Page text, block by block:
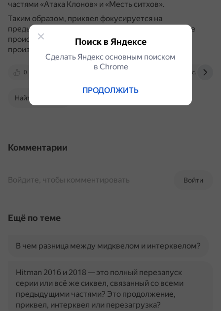
частями «Атака Клонов» и «Месть ситхов».
Таким образом, приквел фокусируется на
предыстории, а интерквел — на событиях, которые
происходят между сюжетами двух других
произведений.
0 wfc.tv
Найти в Поиске
Комментарии
Войти
Войдите, чтобы комментировать
Ещё по теме
В чем разница между мидквелом и интерквелом?
Hitman 2016 и 2018 — это полный перезапуск
серии или всё же сиквел, связанный со всеми
предыдущими частями? Это продолжение,
приквел, интерквел или перезагрузка?
Поиск в Яндексе
Сделать Яндекс основным поиском
в Сhrome
ПРОДОЛЖИТЬ